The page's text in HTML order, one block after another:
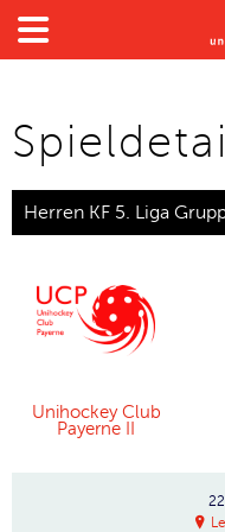

Herren KF 5. Liga
Unihockey Club
Payerne II